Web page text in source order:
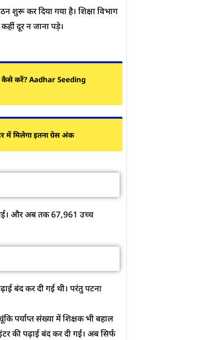
शुरू कर दिया गया है। शिक्षा विभाग
दूर न जाना पड़े।
कैसे करें? Aadhar Seeding
में मिलेगा इतना ग्रेस अंक
गई। और अब तक 67,961 उच्च
बंद कर दी गई थी। परंतु पटना
पर्याप्त संख्या में शिक्षक भी बहाल
की पढ़ाई बंद कर दी गई। अब सिर्फ